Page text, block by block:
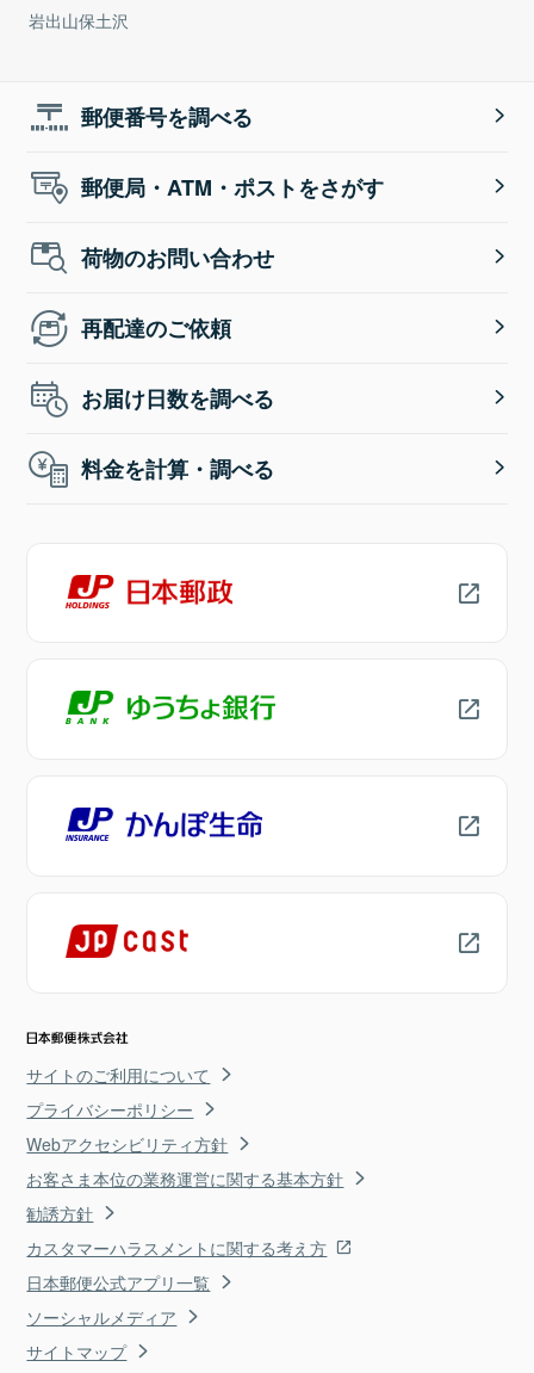
岩出山保土沢
郵便番号を調べる
郵便局・ATM・ポストをさがす
荷物のお問い合わせ
再配達のご依頼
お届け日数を調べる
料金を計算・調べる
サイトのご利用について
プライバシーポリシー
Webアクセシビリティ方針
お客さま本位の業務運営に関する基本方針
勧誘方針
カスタマーハラスメントに関する考え方
日本郵便公式アプリ一覧
ソーシャルメディア
サイトマップ